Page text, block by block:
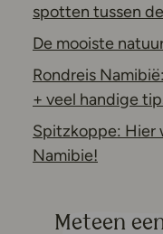
spotten tussen
De mooiste
Rondreis
+ veel handige
Spitzkoppe: Hier
Namibie!
Meteen